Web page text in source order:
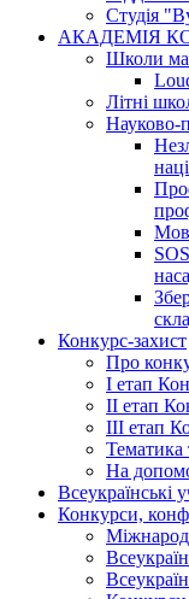
Студія
АКАДЕМІЯ
Школи
Літні
Науково-
Конкурс-захист
Про
І етап
ІІ етап
ІІІ етап
Тематика
На
Всеукраїнські
Конкурси,